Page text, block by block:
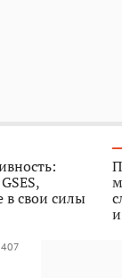
в свои силы